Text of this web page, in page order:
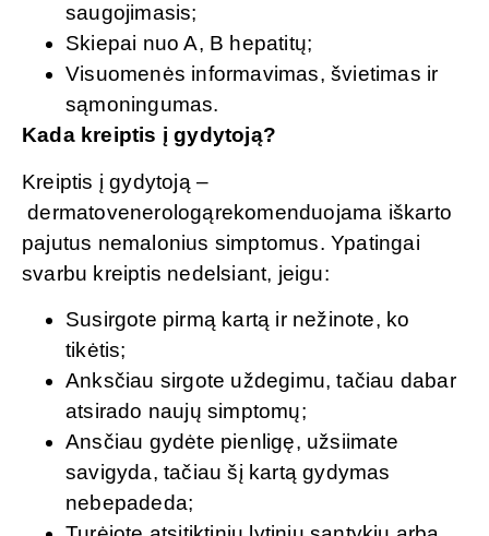
saugojimasis;
Skiepai nuo A, B hepatitų;
Visuomenės informavimas, švietimas ir
sąmoningumas.
Kada kreiptis į gydytoją?
Kreiptis į gydytoją –
dermatovenerologąrekomenduojama iškarto
pajutus nemalonius simptomus. Ypatingai
svarbu kreiptis nedelsiant, jeigu:
Susirgote pirmą kartą ir nežinote, ko
tikėtis;
Anksčiau sirgote uždegimu, tačiau dabar
atsirado naujų simptomų;
Ansčiau gydėte pienligę, užsiimate
savigyda, tačiau šį kartą gydymas
nebepadeda;